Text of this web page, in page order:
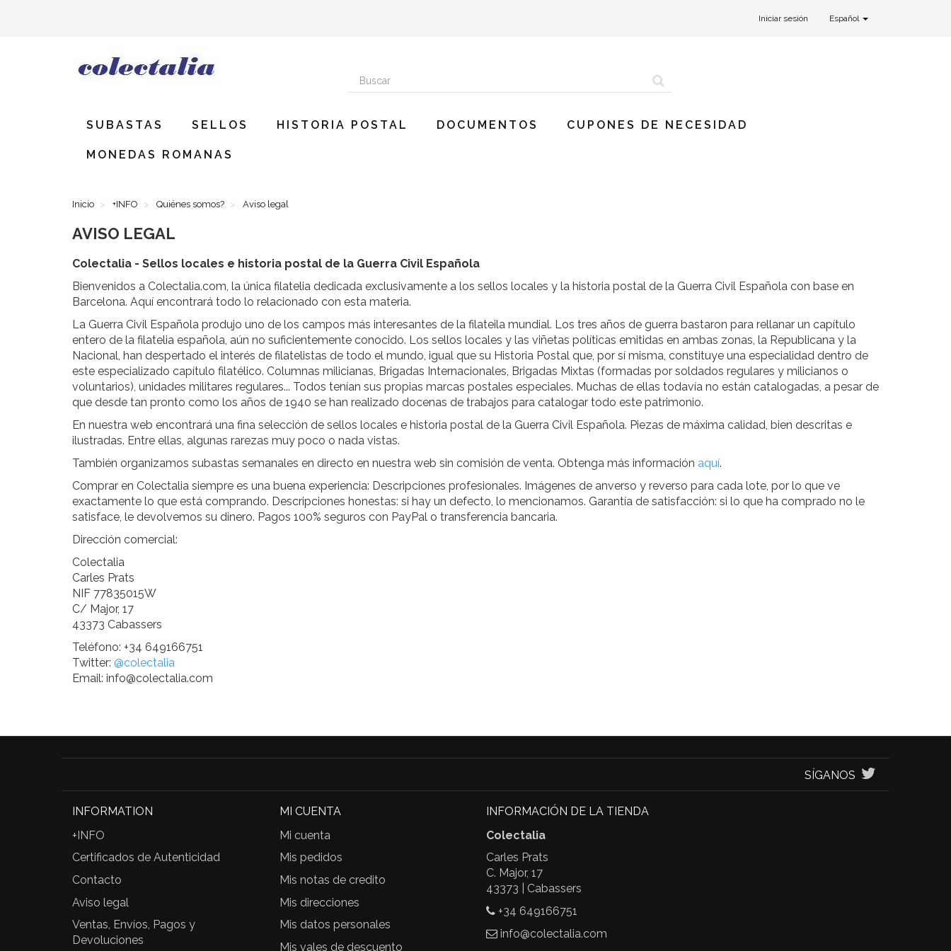
Iniciar sesión Español
SUBASTAS SELLOS HISTORIA POSTAL DOCUMENTOS CUPONES DE NECESIDAD
MONEDAS ROMANAS
Inicio +INFO Quiénes somos? Aviso legal
AVISO LEGAL
Colectalia - Sellos locales e historia postal de la Guerra Civil Española
Bienvenidos a Colectalia.com, la única filatelia dedicada exclusivamente a los sellos locales y la historia postal de la Guerra Civil Española con base en
Barcelona. Aquí encontrará todo lo relacionado con esta materia.
La Guerra Civil Española produjo uno de los campos más interesantes de la filateila mundial. Los tres años de guerra bastaron para rellanar un capítulo
entero de la filatelia española, aún no suficientemente conocido. Los sellos locales y las viñetas políticas emitidas en ambas zonas, la Republicana y la
Nacional, han despertado el interés de filatelistas de todo el mundo, igual que su Historia Postal que, por sí misma, constituye una especialidad dentro de
este especializado capítulo filatélico. Columnas milicianas, Brigadas Internacionales, Brigadas Mixtas (formadas por soldados regulares y milicianos o
voluntarios), unidades militares regulares... Todos tenían sus propias marcas postales especiales. Muchas de ellas todavía no están catalogadas, a pesar de
que desde tan pronto como los años de 1940 se han realizado docenas de trabajos para catalogar todo este patrimonio.
En nuestra web encontrará una fina selección de sellos locales e historia postal de la Guerra Civil Española. Piezas de máxima calidad, bien descritas e
ilustradas. Entre ellas, algunas rarezas muy poco o nada vistas.
También organizamos subastas semanales en directo en nuestra web sin comisión de venta. Obtenga más información aquí.
Comprar en Colectalia siempre es una buena experiencia: Descripciones profesionales. Imágenes de anverso y reverso para cada lote, por lo que ve
exactamente lo que está comprando. Descripciones honestas: si hay un defecto, lo mencionamos. Garantía de satisfacción: si lo que ha comprado no le
satisface, le devolvemos su dinero. Pagos 100% seguros con PayPal o transferencia bancaria.
Dirección comercial:
Colectalia
Carles Prats
NIF 77835015W
C/ Major, 17
43373 Cabassers
Teléfono: +34 649166751
Twitter: @colectalia
Email: info@colectalia.com
SÍGANOS
INFORMATION
+INFO
Certificados de Autenticidad
Contacto
Aviso legal
Ventas, Envíos, Pagos y
Devoluciones
MI CUENTA
Mi cuenta
Mis pedidos
Mis notas de credito
Mis direcciones
Mis datos personales
Mis vales de descuento
INFORMACIÓN DE LA TIENDA
Colectalia
Carles Prats
C. Major, 17
43373 | Cabassers
+34 649166751
info@colectalia.com